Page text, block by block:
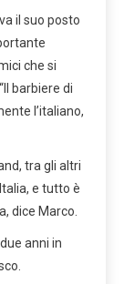
il suo posto
che si
barbiere di
l’italiano,
tra gli altri
e tutto è
dice Marco.
anni in